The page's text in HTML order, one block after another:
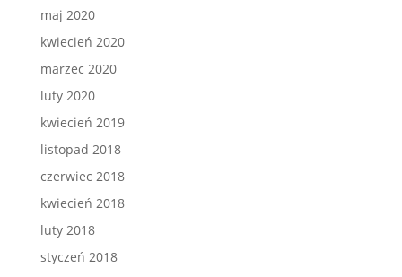
maj 2020
kwiecień 2020
marzec 2020
luty 2020
kwiecień 2019
listopad 2018
czerwiec 2018
kwiecień 2018
luty 2018
styczeń 2018